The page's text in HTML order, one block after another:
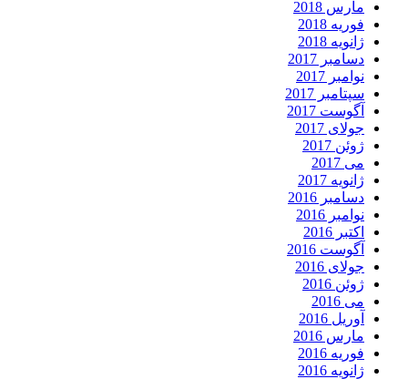
مارس 2018
فوریه 2018
ژانویه 2018
دسامبر 2017
نوامبر 2017
سپتامبر 2017
آگوست 2017
جولای 2017
ژوئن 2017
می 2017
ژانویه 2017
دسامبر 2016
نوامبر 2016
اکتبر 2016
آگوست 2016
جولای 2016
ژوئن 2016
می 2016
آوریل 2016
مارس 2016
فوریه 2016
ژانویه 2016